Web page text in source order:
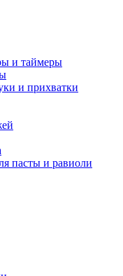
и таймеры
и прихватки
пасты и равиоли